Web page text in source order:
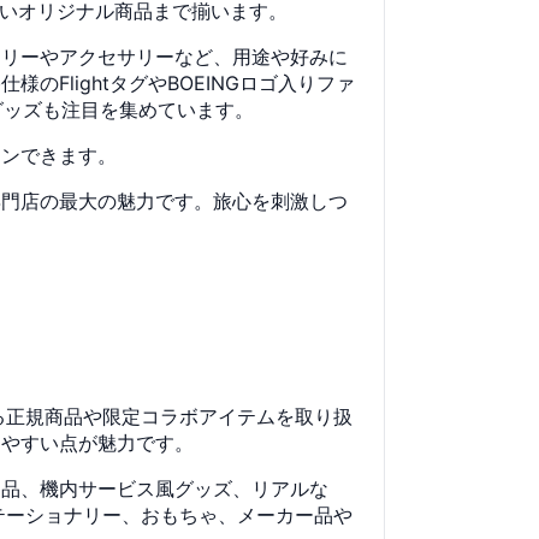
リジナル商品まで揃います。
ーやアクセサリーなど、用途や好みに
様のFlightタグやBOEINGロゴ入りファ
ズも注目を集めています。
できます。
店の最大の魅力です。旅心を刺激しつ
規商品や限定コラボアイテムを取り扱
すい点が魅力です。
、機内サービス風グッズ、リアルな
ショナリー、おもちゃ、メーカー品や